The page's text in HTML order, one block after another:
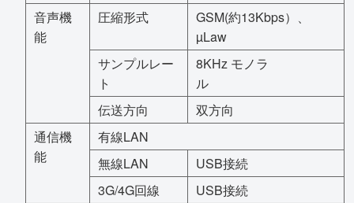
音声機
能
圧縮形式
GSM(約13Kbps）、
µLaw
サンプルレー
ト
8KHz モノラ
ル
伝送方向
双方向
通信機
能
有線LAN
無線LAN
USB接続
3G/4G回線
USB接続